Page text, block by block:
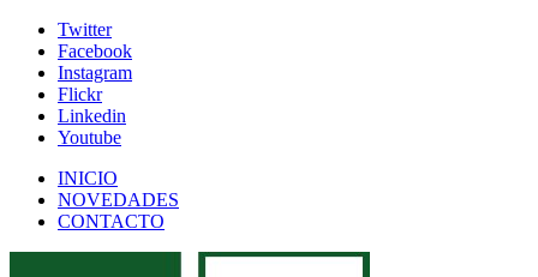
Twitter
Facebook
Instagram
Flickr
Linkedin
Youtube
INICIO
NOVEDADES
CONTACTO